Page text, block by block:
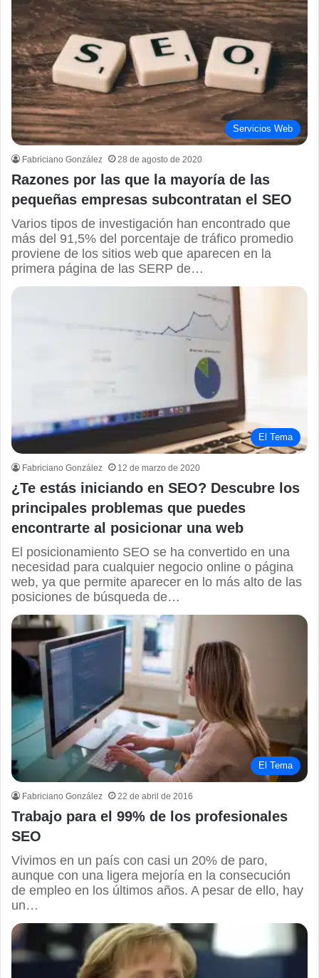
Servicios Web
Fabriciano González 28 de agosto de 2020
Razones por las que la mayoría de las
pequeñas empresas subcontratan el SEO
Varios tipos de investigación han encontrado que
más del 91,5% del porcentaje de tráfico promedio
proviene de los sitios web que aparecen en la
primera página de las SERP de…
El Tema
Fabriciano González 12 de marzo de 2020
¿Te estás iniciando en SEO? Descubre los
principales problemas que puedes
encontrarte al posicionar una web
El posicionamiento SEO se ha convertido en una
necesidad para cualquier negocio online o página
web, ya que permite aparecer en lo más alto de las
posiciones de búsqueda de…
El Tema
Fabriciano González 22 de abril de 2016
Trabajo para el 99% de los profesionales
SEO
Vivimos en un país con casi un 20% de paro,
aunque con una ligera mejoría en la consecución
de empleo en los últimos años. A pesar de ello, hay
un…